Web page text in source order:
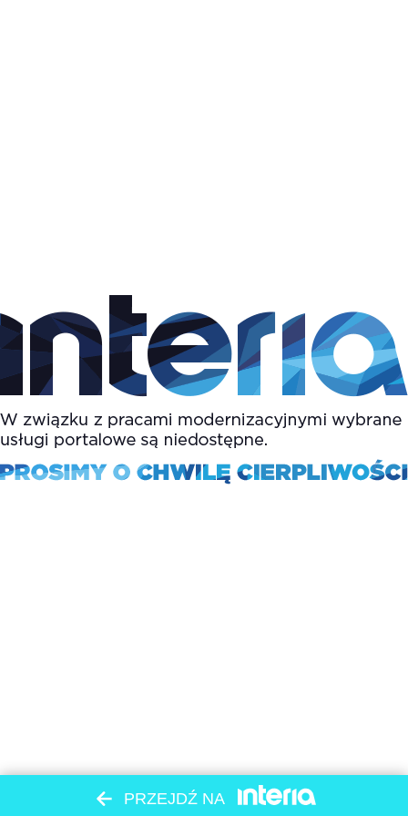
PRZEJDŹ NA